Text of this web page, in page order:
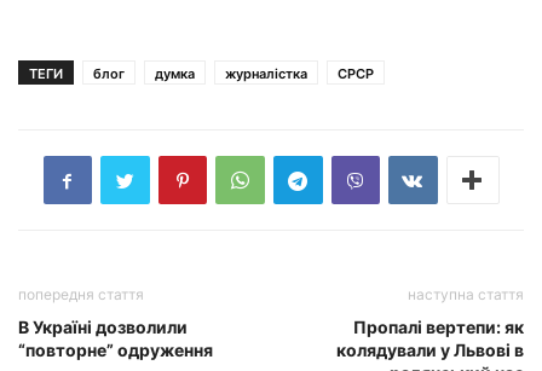
ТЕГИ блог думка журналістка СРСР
попередня стаття
В Україні дозволили
“повторне” одруження
наступна стаття
Пропалі вертепи: як
колядували у Львові в